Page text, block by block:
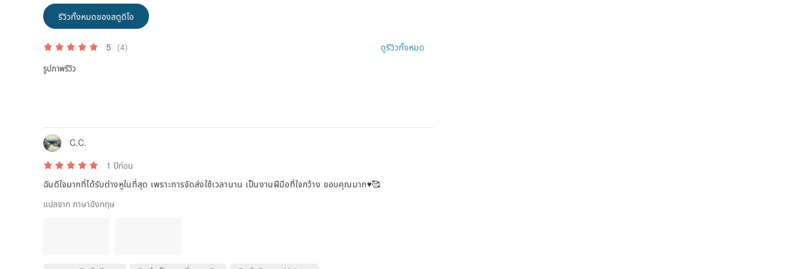
รีวิวทั้งหมดของสตูดิโอ
5 (4) ดูรีวิวทั้งหมด
รูปภาพรีวิว
C.C.
1 ปีก่อน
ฉันดีใจมากที่ได้รับต่างหูในที่สุด เพราะการจัดส่งใช้เวลานาน เป็นงานฝีมือที่ใจกว้าง ขอบคุณมาก♥️🥰
แปลจาก ภาษาอังกฤษ